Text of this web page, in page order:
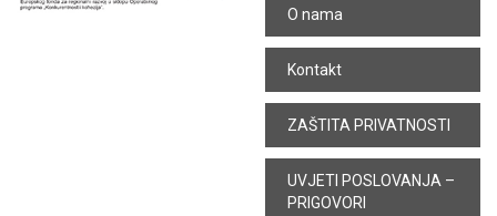
O nama
Kontakt
ZAŠTITA PRIVATNOSTI
UVJETI POSLOVANJA –
PRIGOVORI